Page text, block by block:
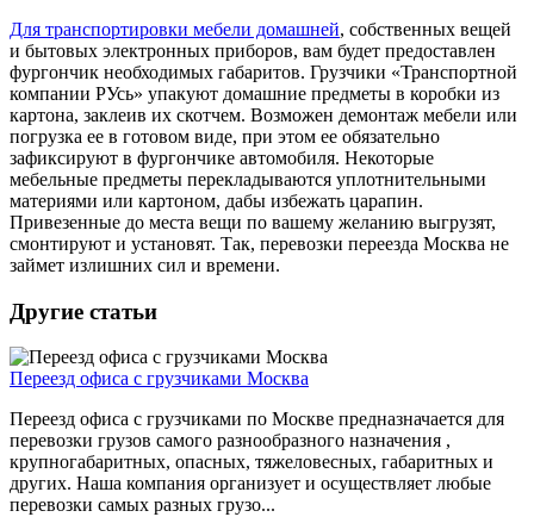
Для транспортировки мебели домашней, собственных вещей
и бытовых электронных приборов, вам будет предоставлен
фургончик необходимых габаритов. Грузчики «Транспортной
компании РУсь» упакуют домашние предметы в коробки из
картона, заклеив их скотчем. Возможен демонтаж мебели или
погрузка ее в готовом виде, при этом ее обязательно
зафиксируют в фургончике автомобиля. Некоторые
мебельные предметы перекладываются уплотнительными
материями или картоном, дабы избежать царапин.
Привезенные до места вещи по вашему желанию выгрузят,
смонтируют и установят. Так, перевозки переезда Москва не
займет излишних сил и времени.
Другие статьи
Переезд офиса с грузчиками Москва
Переезд офиса с грузчиками по Москве предназначается для
перевозки грузов самого разнообразного назначения ,
крупногабаритных, опасных, тяжеловесных, габаритных и
других. Наша компания организует и осуществляет любые
перевозки самых разных грузо...